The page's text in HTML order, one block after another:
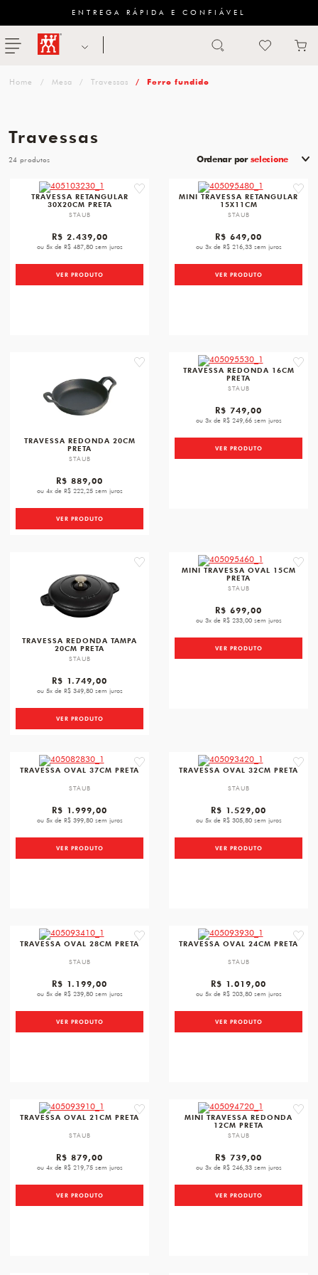
ENTREGA RÁPIDA E CONFIÁVEL
menu ZWILLING
PANELAS
TALHERES
Mesa Travessas Ferro fundido
Travessas
Ordenar por selecione
24
favorite
TRAVESSA RETANGULAR
30X20CM PRETA
STAUB
R$ 2.439,00
ou 5x de R$ 487,80 sem juros
VER PRODUTO
MINI TRAVESSA RETANGULAR
15X11CM
STAUB
R$ 649,00
ou 3x de R$ 216,33 sem juros
VER PRODUTO
favorite
TRAVESSA REDONDA 20CM
PRETA
STAUB
R$ 889,00
ou 4x de R$ 222,25 sem juros
VER PRODUTO
TRAVESSA REDONDA 16CM
PRETA
STAUB
R$ 749,00
ou 3x de R$ 249,66 sem juros
VER PRODUTO
favorite
TRAVESSA REDONDA TAMPA
20CM PRETA
STAUB
R$ 1.749,00
ou 5x de R$ 349,80 sem juros
VER PRODUTO
MINI TRAVESSA OVAL 15CM
PRETA
STAUB
R$ 699,00
ou 3x de R$ 233,00 sem juros
VER PRODUTO
favorite
TRAVESSA OVAL 37CM PRETA
STAUB
R$ 1.999,00
ou 5x de R$ 399,80 sem juros
VER PRODUTO
TRAVESSA OVAL 32CM PRETA
STAUB
R$ 1.529,00
ou 5x de R$ 305,80 sem juros
VER PRODUTO
favorite
TRAVESSA OVAL 28CM PRETA
STAUB
R$ 1.199,00
ou 5x de R$ 239,80 sem juros
VER PRODUTO
TRAVESSA OVAL 24CM PRETA
STAUB
R$ 1.019,00
ou 5x de R$ 203,80 sem juros
VER PRODUTO
favorite
TRAVESSA OVAL 21CM PRETA
STAUB
R$ 879,00
ou 4x de R$ 219,75 sem juros
VER PRODUTO
MINI TRAVESSA REDONDA
12CM PRETA
STAUB
R$ 739,00
ou 3x de R$ 246,33 sem juros
VER PRODUTO